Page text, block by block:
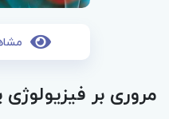
مروری بر